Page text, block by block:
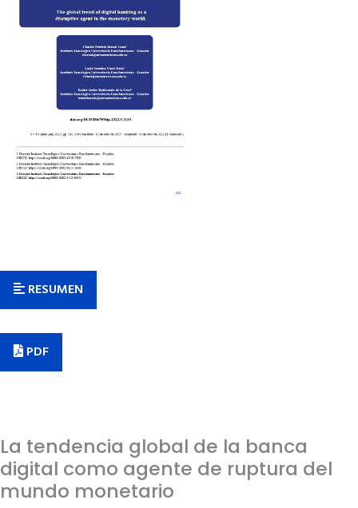
RESUMEN
PDF
La tendencia global de la banca
digital como agente de ruptura del
mundo monetario